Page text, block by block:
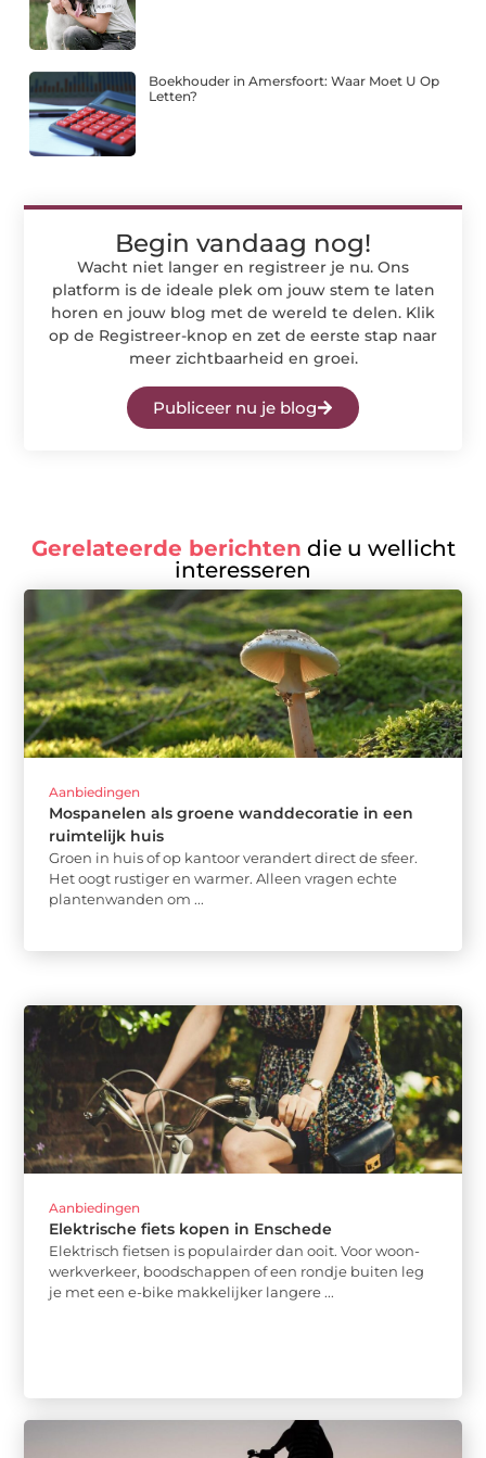
Boekhouder in Amersfoort: Waar Moet U Op
Letten?
Begin vandaag nog!
Wacht niet langer en registreer je nu. Ons
platform is de ideale plek om jouw stem te laten
horen en jouw blog met de wereld te delen. Klik
op de Registreer-knop en zet de eerste stap naar
meer zichtbaarheid en groei.
Publiceer nu je blog
Gerelateerde berichten die u wellicht
interesseren
Aanbiedingen
Mospanelen als groene wanddecoratie in een
ruimtelijk huis
Groen in huis of op kantoor verandert direct de sfeer.
Het oogt rustiger en warmer. Alleen vragen echte
plantenwanden om ...
Aanbiedingen
Elektrische fiets kopen in Enschede
Elektrisch fietsen is populairder dan ooit. Voor woon-
werkverkeer, boodschappen of een rondje buiten leg
je met een e-bike makkelijker langere ...